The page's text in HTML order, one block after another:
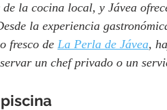
la cocina local, y Jávea
la experiencia
fresco de La Perla de Jávea,
un chef privado o un